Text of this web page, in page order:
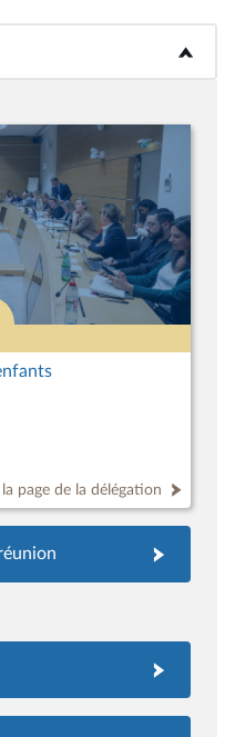
b>
page de la délégation